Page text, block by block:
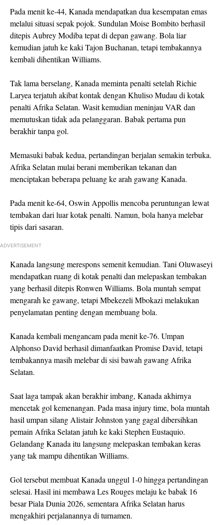
Pada menit ke-44, Kanada mendapatkan dua kesempatan emas
melalui situasi sepak pojok. Sundulan Moise Bombito berhasil
ditepis Aubrey Modiba tepat di depan gawang. Bola liar
kemudian jatuh ke kaki Tajon Buchanan, tetapi tembakannya
kembali dihentikan Williams.
Tak lama berselang, Kanada meminta penalti setelah Richie
Laryea terjatuh akibat kontak dengan Khuliso Mudau di kotak
penalti Afrika Selatan. Wasit kemudian meninjau VAR dan
memutuskan tidak ada pelanggaran. Babak pertama pun
berakhir tanpa gol.
Memasuki babak kedua, pertandingan berjalan semakin terbuka.
Afrika Selatan mulai berani memberikan tekanan dan
menciptakan beberapa peluang ke arah gawang Kanada.
Pada menit ke-64, Oswin Appollis mencoba peruntungan lewat
tembakan dari luar kotak penalti. Namun, bola hanya melebar
tipis dari sasaran.
ADVERTISEMENT
Kanada langsung merespons semenit kemudian. Tani Oluwaseyi
mendapatkan ruang di kotak penalti dan melepaskan tembakan
yang berhasil ditepis Ronwen Williams. Bola muntah sempat
mengarah ke gawang, tetapi Mbekezeli Mbokazi melakukan
penyelamatan penting dengan membuang bola.
Kanada kembali mengancam pada menit ke-76. Umpan
Alphonso David berhasil dimanfaatkan Promise David, tetapi
tembakannya masih melebar di sisi bawah gawang Afrika
Selatan.
Saat laga tampak akan berakhir imbang, Kanada akhirnya
mencetak gol kemenangan. Pada masa injury time, bola muntah
hasil umpan silang Alistair Johnston yang gagal dibersihkan
pemain Afrika Selatan jatuh ke kaki Stephen Eustaquio.
Gelandang Kanada itu langsung melepaskan tembakan keras
yang tak mampu dihentikan Williams.
Gol tersebut membuat Kanada unggul 1-0 hingga pertandingan
selesai. Hasil ini membawa Les Rouges melaju ke babak 16
besar Piala Dunia 2026, sementara Afrika Selatan harus
mengakhiri perjalanannya di turnamen.